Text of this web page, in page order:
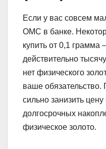
Если у вас совсем
ОМС в банке.
купить от 0,1
действительно
нет физического
ваше
сильно занизить
долгосрочных
физическое золото.